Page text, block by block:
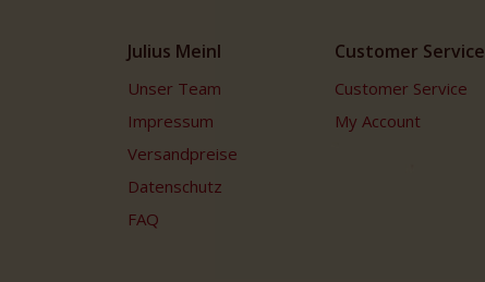
Julius Meinl
Unser Team
Impressum
Versandpreise
Datenschutz
FAQ
Customer Service
Customer Service
My Account